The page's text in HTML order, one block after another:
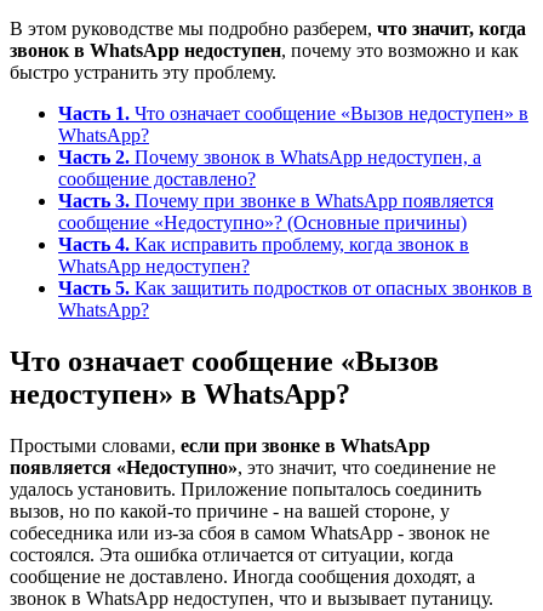
В этом руководстве мы подробно разберем, что значит, когда
звонок в WhatsApp недоступен, почему это возможно и как
быстро устранить эту проблему.
Часть 1. Что означает сообщение «Вызов недоступен» в
WhatsApp?
Часть 2. Почему звонок в WhatsApp недоступен, а
сообщение доставлено?
Часть 3. Почему при звонке в WhatsApp появляется
сообщение «Недоступно»? (Основные причины)
Часть 4. Как исправить проблему, когда звонок в
WhatsApp недоступен?
Часть 5. Как защитить подростков от опасных звонков в
WhatsApp?
Что означает сообщение «Вызов
недоступен» в WhatsApp?
Простыми словами, если при звонке в WhatsApp
появляется «Недоступно», это значит, что соединение не
удалось установить. Приложение попыталось соединить
вызов, но по какой-то причине - на вашей стороне, у
собеседника или из-за сбоя в самом WhatsApp - звонок не
состоялся. Эта ошибка отличается от ситуации, когда
сообщение не доставлено. Иногда сообщения доходят, а
звонок в WhatsApp недоступен, что и вызывает путаницу.